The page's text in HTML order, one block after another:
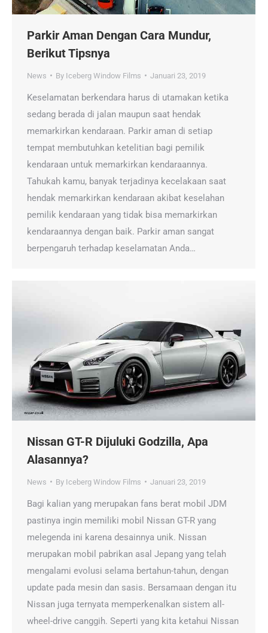
Parkir Aman Dengan Cara Mundur,
Berikut Tipsnya
News By Iceberg Window Films Januari 23, 2019
Keselamatan berkendara harus di utamakan ketika
sedang berada di jalan maupun saat hendak
memarkirkan kendaraan. Parkir aman di setiap
tempat membutuhkan ketelitian bagi pemilik
kendaraan untuk memarkirkan kendaraannya.
Tahukah kamu, banyak terjadinya kecelakaan saat
hendak memarkirkan kendaraan akibat keselahan
pemilik kendaraan yang tidak bisa memarkirkan
kendaraannya dengan baik. Parkir aman sangat
berpengaruh terhadap keselamatan Anda…
Nissan GT-R Dijuluki Godzilla, Apa
Alasannya?
News By Iceberg Window Films Januari 23, 2019
Bagi kalian yang merupakan fans berat mobil JDM
pastinya ingin memiliki mobil Nissan GT-R yang
melegenda ini karena desainnya unik. Nissan
merupakan mobil pabrikan asal Jepang yang telah
mengalami evolusi selama bertahun-tahun, dengan
update pada mesin dan sasis. Bersamaan dengan itu
Nissan juga ternyata memperkenalkan sistem all-
wheel-drive canggih. Seperti yang kita ketahui Nissan